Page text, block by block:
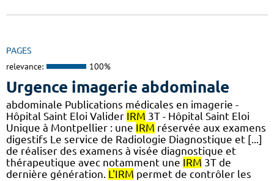
PAGES
relevance: 100%
Urgence imagerie abdominale
abdominale Publications médicales en imagerie -
Hôpital Saint Eloi Valider IRM 3T - Hôpital Saint Eloi
Unique à Montpellier : une IRM réservée aux examens
digestifs Le service de Radiologie Diagnostique et [...]
de réaliser des examens à visée diagnostique et
thérapeutique avec notamment une IRM 3T de
dernière génération. L'IRM permet de contrôler les